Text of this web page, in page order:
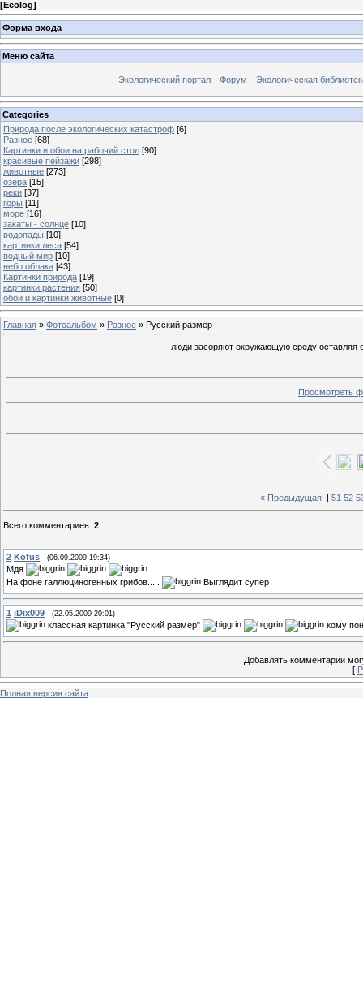
[Ecolog]
Форма входа
Меню сайта
Экологический портал Форум Экологическая
Categories
Природа после экологических катастроф [6]
Разное [68]
Картинки и обои на рабочий стол [90]
красивые пейзажи [298]
животные [273]
озера [15]
реки [37]
горы [11]
море [16]
закаты - солнце [10]
водопады [10]
картинки леса [54]
водный мир [10]
небо облака [43]
Картинки природа [19]
картинки растения [50]
обои и картинки животные [0]
Главная » Фотоальбом » Разное » Русский размер
люди засоряют окружающую среду оставляя
Просмотреть
« Предыдущая 51 52
Всего комментариев: 2
2 Kofus (06.09.2009 19:34)
Мдя
На фоне галлюциногенных грибов.....
Выглядит супер
1 iDix009 (22.05.2009 20:01)
классная картинка "Русский размер" кому
Добавлять комментарии
[
Полная версия сайта